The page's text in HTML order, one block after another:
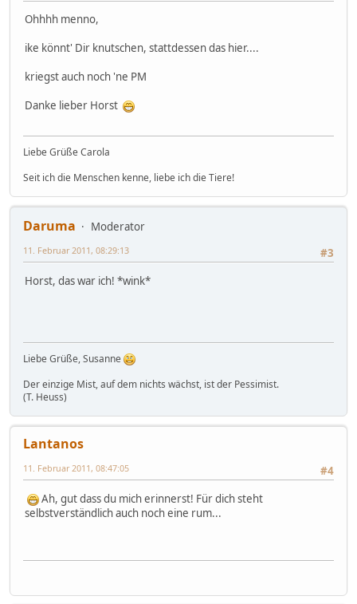
Ohhhh menno,
ike könnt' Dir knutschen, stattdessen das hier....
kriegst auch noch 'ne PM
Danke lieber Horst
Liebe Grüße Carola
Seit ich die Menschen kenne, liebe ich die Tiere!
Daruma
Moderator
#3
11. Februar 2011, 08:29:13
Horst, das war ich! *wink*
Liebe Grüße, Susanne
Der einzige Mist, auf dem nichts wächst, ist der Pessimist.
(T. Heuss)
Lantanos
#4
11. Februar 2011, 08:47:05
Ah, gut dass du mich erinnerst! Für dich steht
selbstverständlich auch noch eine rum...